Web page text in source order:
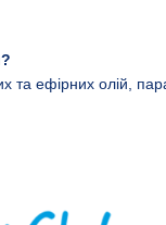
та ефірних олій,